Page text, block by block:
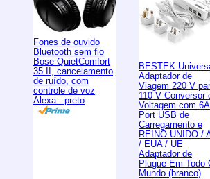
Fones de ouvido
Bluetooth sem fio
Bose QuietComfort
35 II, cancelamento
de ruído, com
controle de voz
Alexa - preto
BESTEK
Adaptador de
Viagem 220 V
110 V Conversor
Voltagem com
Port USB de
Carregamento e
REINO UNIDO /
/ EUA / UE
Adaptador de
Plugue Em Todo
Mundo (branco)